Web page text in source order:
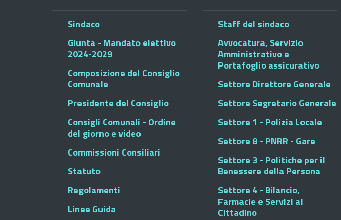
Sindaco
Giunta - Mandato elettivo
2024-2029
Composizione del Consiglio
Comunale
Presidente del Consiglio
Consigli Comunali - Ordine
del giorno e video
Commissioni Consiliari
Statuto
Regolamenti
Linee Guida
Staff del sindaco
Avvocatura, Servizio
Amministrativo e
Portafoglio assicurativo
Settore Direttore Generale
Settore Segretario Generale
Settore 1 - Polizia Locale
Settore 8 - PNRR - Gare
Settore 3 - Politiche per il
Benessere della Persona
Settore 4 - Bilancio,
Farmacie e Servizi al
Cittadino